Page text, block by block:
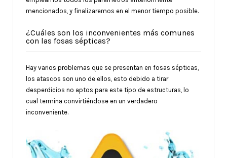
mencionados, y finalizaremos en el menor tiempo posible.
¿Cuáles son los inconvenientes más comunes
con las fosas sépticas?
Hay varios problemas que se presentan en fosas sépticas,
los atascos son uno de ellos, esto debido a tirar
desperdicios no aptos para este tipo de estructuras, lo
cual termina convirtiéndose en un verdadero
inconveniente.